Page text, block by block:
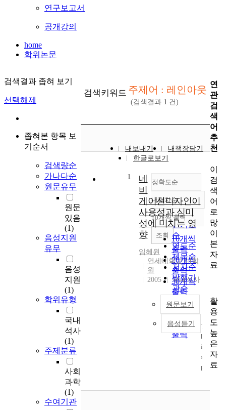
연구보고서
공개강의
home
학위논문
검색결과 좁혀 보기
선택해제
좁혀본 항목 보
기순서
검색량순
가나다순
원문유무
원문
있음
(1)
음성지원
유무
음성
지원
(1)
학위유형
국내
석사
(1)
주제분류
사회
과학
(1)
수여기관
검색키워드 주제어 : 레인아웃
(검색결과 1 건)
내보내기
내책장담기
한글로보기
정확도순
정확도
순
인기도
순
연도순
제목순
저자순
발행기
관순
내림차순
내림차순
10개씩 출력
10개씩
출력
20개씩
출력
30개씩
출력
50개씩
출력
100개씩
출력
조회
1
네
비
게이션디자인이
사용성과 심미
성에 미치는 영
향
임혜원
연세대학교 대학
원
2005
국내석사
원문보기
음성듣기
T
h
i
s
p
연
관
검
색
어
추
천
이
검
색
어
로
많
이
본
자
료
활
용
도
높
은
자
료